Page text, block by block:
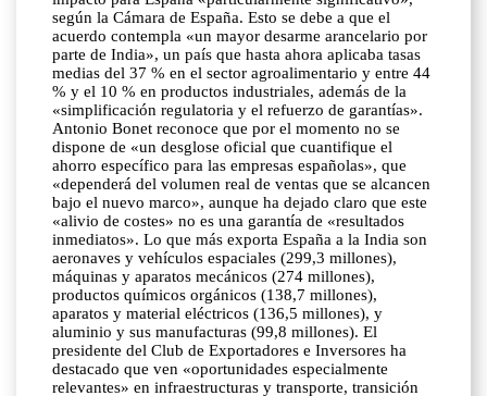
según la Cámara de España. Esto se debe a que el
acuerdo contempla «un mayor desarme arancelario por
parte de India», un país que hasta ahora aplicaba tasas
medias del 37 % en el sector agroalimentario y entre 44
% y el 10 % en productos industriales, además de la
«simplificación regulatoria y el refuerzo de garantías».
Antonio Bonet reconoce que por el momento no se
dispone de «un desglose oficial que cuantifique el
ahorro específico para las empresas españolas», que
«dependerá del volumen real de ventas que se alcancen
bajo el nuevo marco», aunque ha dejado claro que este
«alivio de costes» no es una garantía de «resultados
inmediatos». Lo que más exporta España a la India son
aeronaves y vehículos espaciales (299,3 millones),
máquinas y aparatos mecánicos (274 millones),
productos químicos orgánicos (138,7 millones),
aparatos y material eléctricos (136,5 millones), y
aluminio y sus manufacturas (99,8 millones). El
presidente del Club de Exportadores e Inversores ha
destacado que ven «oportunidades especialmente
relevantes» en infraestructuras y transporte, transición